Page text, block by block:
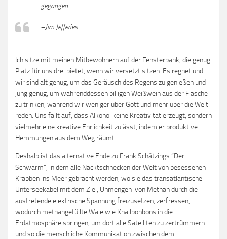
gegangen.
–Jim Jefferies
Ich sitze mit meinen Mitbewohnern auf der Fensterbank, die genug
Platz für uns drei bietet, wenn wir versetzt sitzen. Es regnet und
wir sind alt genug, um das Geräusch des Regens zu genießen und
jung genug, um währenddessen billigen Weißwein aus der Flasche
zu trinken, während wir weniger über Gott und mehr über die Welt
reden. Uns fällt auf, dass Alkohol keine Kreativität erzeugt, sondern
vielmehr eine kreative Ehrlichkeit zulässt, indem er produktive
Hemmungen aus dem Weg räumt.
Deshalb ist das alternative Ende zu Frank Schätzings “Der
Schwarm”, in dem alle Nacktschnecken der Welt von besessenen
Krabben ins Meer gebracht werden, wo sie das transatlantische
Unterseekabel mit dem Ziel, Unmengen von Methan durch die
austretende elektrische Spannung freizusetzen, zerfressen,
wodurch methangefüllte Wale wie Knallbonbons in die
Erdatmosphäre springen, um dort alle Satelliten zu zertrümmern
und so die menschliche Kommunikation zwischen dem